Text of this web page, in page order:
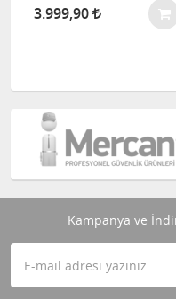
3.999,90
Kampanya ve